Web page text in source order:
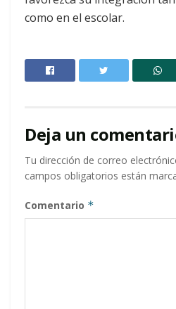
como en el escolar.
Deja un
Tu dirección de correo
campos obligatorios están
Comentario *